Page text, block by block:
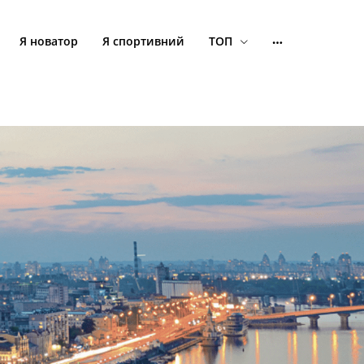
Я новатор Я спортивний ТОП